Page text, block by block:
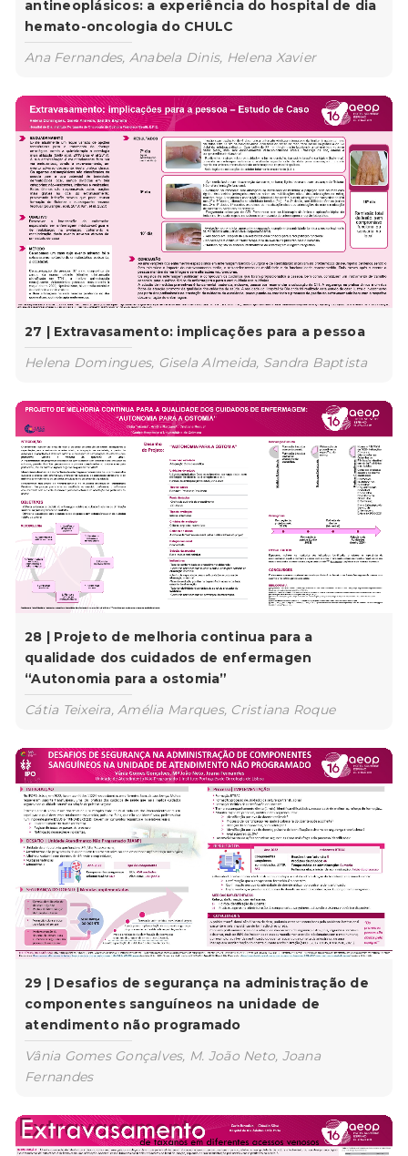
antineoplásicos: a experiência do hospital de dia
hemato-oncologia do CHULC
Ana Fernandes, Anabela Dinis, Helena Xavier
27 | Extravasamento: implicações para a pessoa
Helena Domingues, Gisela Almeida, Sandra Baptista
28 | Projeto de melhoria continua para a
qualidade dos cuidados de enfermagen
“Autonomia para a ostomia”
Cátia Teixeira, Amélia Marques, Cristiana Roque
29 | Desafios de segurança na administração de
componentes sanguíneos na unidade de
atendimento não programado
Vânia Gomes Gonçalves, M. João Neto, Joana
Fernandes